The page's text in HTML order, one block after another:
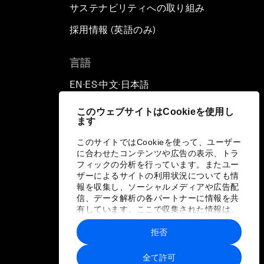
このウェブサイトはCookieを使用し
ます
このサイトではCookieを使って、ユーザー
に合わせたコンテンツや広告の表示、トラ
フィックの分析を行っています。またユー
ザーによるサイトの利用状況についても情
報を収集し、ソーシャルメディアや広告配
信、データ解析の各パートナーに情報を共
有しています。ここで収集された情報は、
ユーザーが各パートナーに提供した他の情
報や各パートナーのサービスを使用した際
に収集された情報と組み合わされ、各パー
トナーによって使用されることがありま
全て許可
拒否
サステナビリティへの取り組み
採用情報 (英語のみ)
言語
EN ▪ ES▪中文▪ 日本語